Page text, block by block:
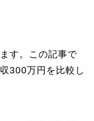
す。この記事で
300万円を比較し